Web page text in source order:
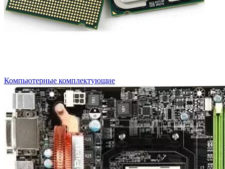
Компьютерные комплектующие